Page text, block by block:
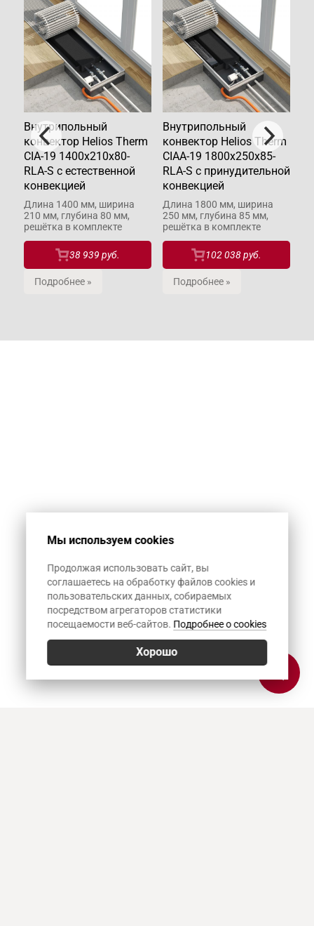
Внутрипольный
конвектор Helios Therm
CIA-19 1400x210x80-
RLA-S с естественной
конвекцией
Длина 1400 мм, ширина
210 мм, глубина 80 мм,
решётка в комплекте
38 939 руб.
Подробнее »
Внутрипольный
конвектор Helios Therm
CIAA-19 1800x250x85-
RLA-S с принудительной
конвекцией
Длина 1800 мм, ширина
250 мм, глубина 85 мм,
решётка в комплекте
102 038 руб.
Подробнее »
Мы используем cookies
Продолжая использовать сайт, вы
соглашаетесь на обработку файлов cookies и
пользовательских данных, собираемых
посредством агрегаторов статистики
посещаемости веб-сайтов. Подробнее о cookies
Хорошо